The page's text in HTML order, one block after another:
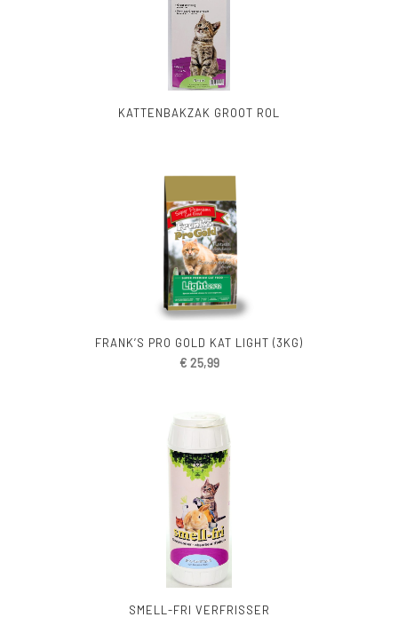
KATTENBAKZAK GROOT ROL
FRANK’S PRO GOLD KAT LIGHT (3KG)
€ 25,99
SMELL-FRI VERFRISSER